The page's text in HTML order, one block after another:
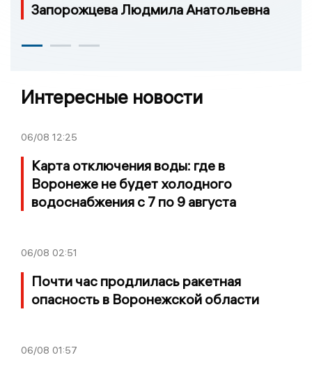
Запорожцева Людмила Анатольевна
Интересные новости
06/08 12:25
Карта отключения воды: где в
Воронеже не будет холодного
водоснабжения с 7 по 9 августа
06/08 02:51
Почти час продлилась ракетная
опасность в Воронежской области
06/08 01:57